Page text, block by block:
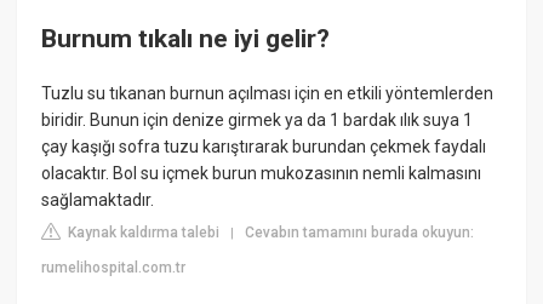
Burnum tıkalı ne iyi gelir?
Tuzlu su tıkanan burnun açılması için en etkili yöntemlerden
biridir. Bunun için denize girmek ya da 1 bardak ılık suya 1
çay kaşığı sofra tuzu karıştırarak burundan çekmek faydalı
olacaktır. Bol su içmek burun mukozasının nemli kalmasını
sağlamaktadır.
Kaynak kaldırma talebi |Cevabın tamamını burada okuyun:
rumelihospital.com.tr